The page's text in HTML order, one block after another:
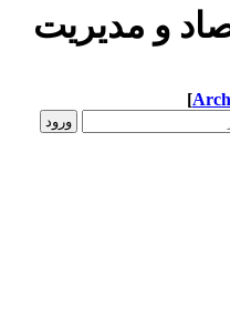
و مدیریت
[